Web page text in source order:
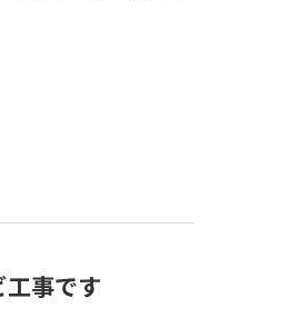
工事です